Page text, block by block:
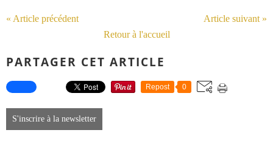
« Article précédent
Article suivant »
Retour à l'accueil
PARTAGER CET ARTICLE
Repost 0
S'inscrire à la newsletter